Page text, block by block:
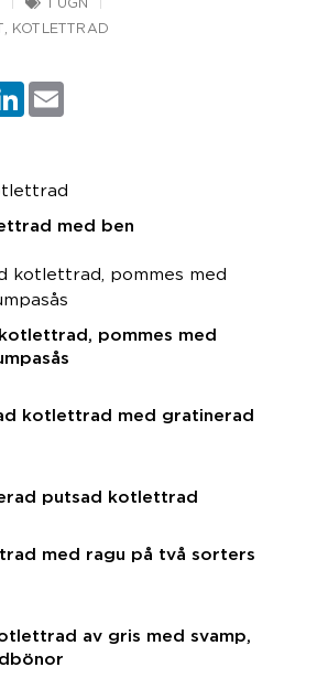
KOTLETTRAD
LinkedIn
med ben
pommes med
kotlettrad med gratinerad
putsad kotlettrad
med ragu på två sorters
av gris med svamp,